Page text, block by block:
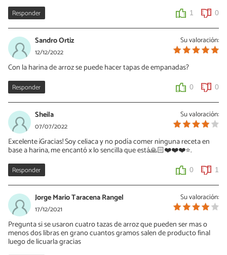
Responder 1 0
Su valoración:
Sandro Ortiz
12/12/2022
Con la harina de arroz se puede hacer tapas de empanadas?
Responder 0 0
Su valoración:
Sheila
07/07/2022
Excelente ¡Gracias! Soy celiaca y no podía comer ninguna receta en
base a harina, me encantó x lo sencilla que está🙏🏻❤️❤️❤️⭐️.
Responder 0 1
Su valoración:
Jorge Mario Taracena Rangel
17/12/2021
Pregunta si se usaron cuatro tazas de arroz que pueden ser mas o
menos dos libras en grano cuantos gramos salen de producto final
luego de licuarla gracias